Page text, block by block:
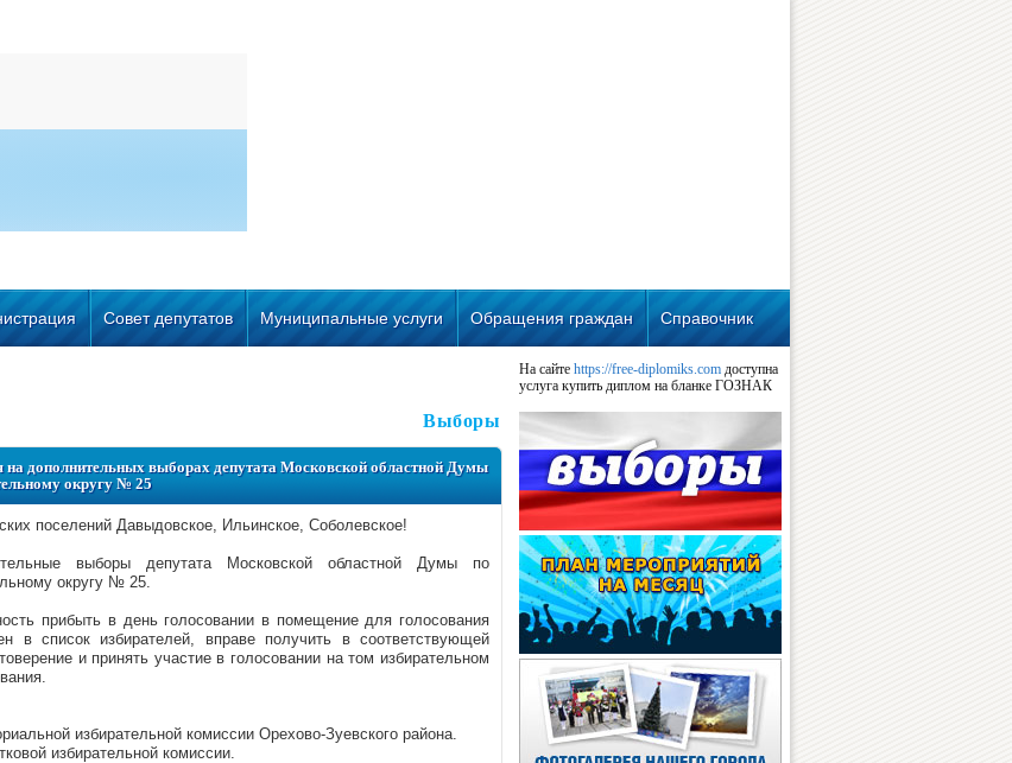
Совет депутатов Муниципальные услуги Обращения граждан Справочник
Выборы
на дополнительных выборах депутата Московской областной Думы
округу № 25
поселений Давыдовское, Ильинское, Соболевское!
выборы депутата Московской областной Думы по
округу № 25.
прибыть в день голосовании в помещение для голосования
в список избирателей, вправе получить в соответствующей
и принять участие в голосовании на том избирательном
избирательной комиссии Орехово-Зуевского района.
избирательной комиссии.
На сайте https://free-diplomiks.com доступна
услуга купить диплом на бланке ГОЗНАК